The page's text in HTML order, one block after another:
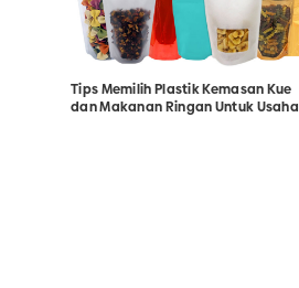
Tips Memilih Plastik Kemasan Kue
dan Makanan Ringan Untuk Usaha